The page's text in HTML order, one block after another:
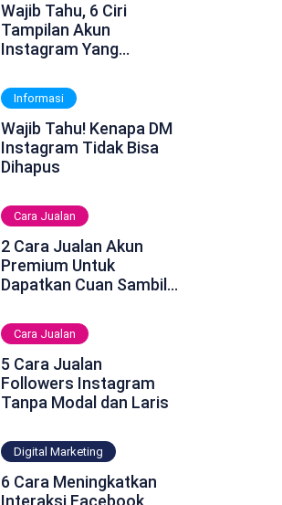
Wajib Tahu, 6 Ciri
Tampilan Akun
Instagram Yang
Informasi
Wajib Tahu! Kenapa DM
Instagram Tidak Bisa
Dihapus
Cara Jualan
2 Cara Jualan Akun
Premium Untuk
Dapatkan Cuan Sambil
Cara Jualan
5 Cara Jualan
Followers Instagram
Tanpa Modal dan Laris
Digital Marketing
6 Cara Meningkatkan
Interaksi Facebook